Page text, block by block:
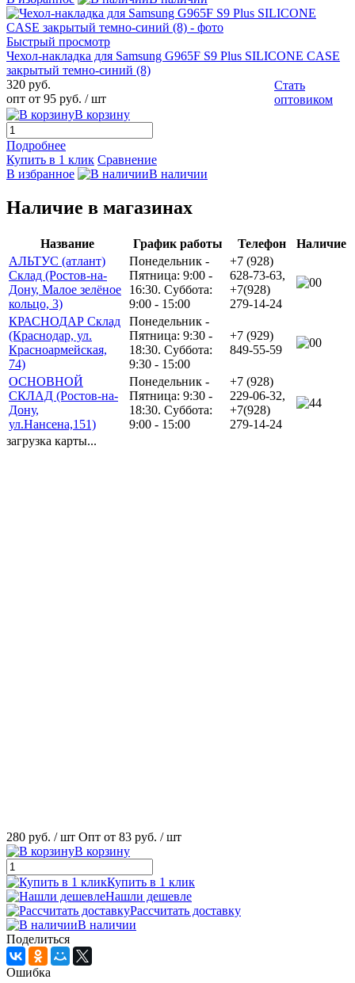
Быстрый просмотр
Чехол-накладка для Samsung G965F S9 Plus SILICONE CASE
закрытый темно-синий (8)
320 руб.
опт от 95 руб. / шт
Стать
оптовиком
В корзину
Подробнее
Купить в 1 клик Сравнение
В избранное
В наличии
Наличие в магазинах
Название График работы Телефон
Наличие
АЛЬТУС (атлант)
Склад (Ростов-на-
Дону, Малое зелёное
кольцо, 3)
Понедельник -
Пятница: 9:00 -
16:30. Суббота:
9:00 - 15:00
+7 (928)
628-73-63,
+7(928)
279-14-24
0
КРАСНОДАР Склад
(Краснодар, ул.
Красноармейская,
74)
Понедельник -
Пятница: 9:30 -
18:30. Суббота:
9:30 - 15:00
+7 (929)
849-55-59
0
ОСНОВНОЙ
СКЛАД (Ростов-на-
Дону,
ул.Нансена,151)
Понедельник -
Пятница: 9:30 -
18:30. Суббота:
9:00 - 15:00
+7 (928)
229-06-32,
+7(928)
279-14-24
4
загрузка карты...
280 руб. / шт Опт от 83 руб. / шт
В корзину
Купить в 1 клик
Нашли дешевле
Рассчитать доставку
В наличии
Поделиться
Ошибка